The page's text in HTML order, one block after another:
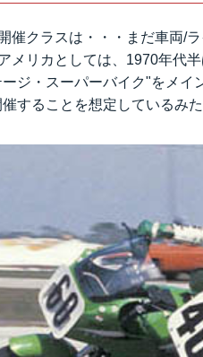
催クラスは・・・まだ車両/
メリカとしては、1970年代
ジ・スーパーバイク"をメ
することを想定しているみた